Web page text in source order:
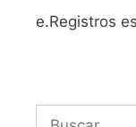
e.Registros
Buscar: